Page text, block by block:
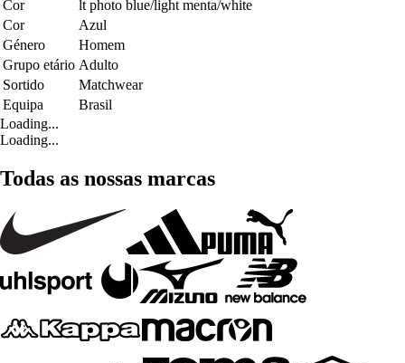
Cor
lt photo blue/light menta/white
Cor
Azul
Género
Homem
Grupo etário Adulto
Sortido
Matchwear
Equipa
Brasil
Loading...
Loading...
Todas as nossas marcas